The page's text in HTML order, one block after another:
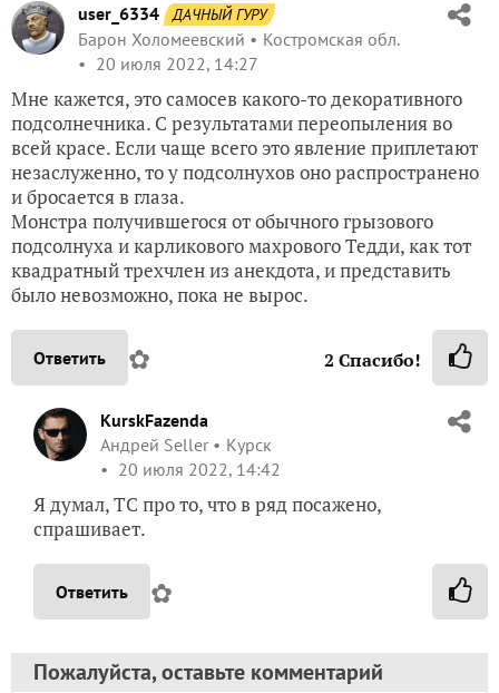
user_6334 ДАЧНЫЙ ГУРУ
Барон Холомеевский
Костромская обл.
20 июля 2022, 14:27
Мне кажется, это самосев какого-то декоративного
подсолнечника. С результатами переопыления во
всей красе. Если чаще всего это явление приплетают
незаслуженно, то у подсолнухов оно распространено
и бросается в глаза.
Монстра получившегося от обычного грызового
подсолнуха и карликового махрового Тедди, как тот
квадратный трехчлен из анекдота, и представить
было невозможно, пока не вырос.
Ответить ✿ 2 Спасибо!
KurskFazenda
Андрей Seller
Курск
20 июля 2022, 14:42
Я думал, ТС про то, что в ряд посажено,
спрашивает.
Ответить ✿
Пожалуйста, оставьте комментарий